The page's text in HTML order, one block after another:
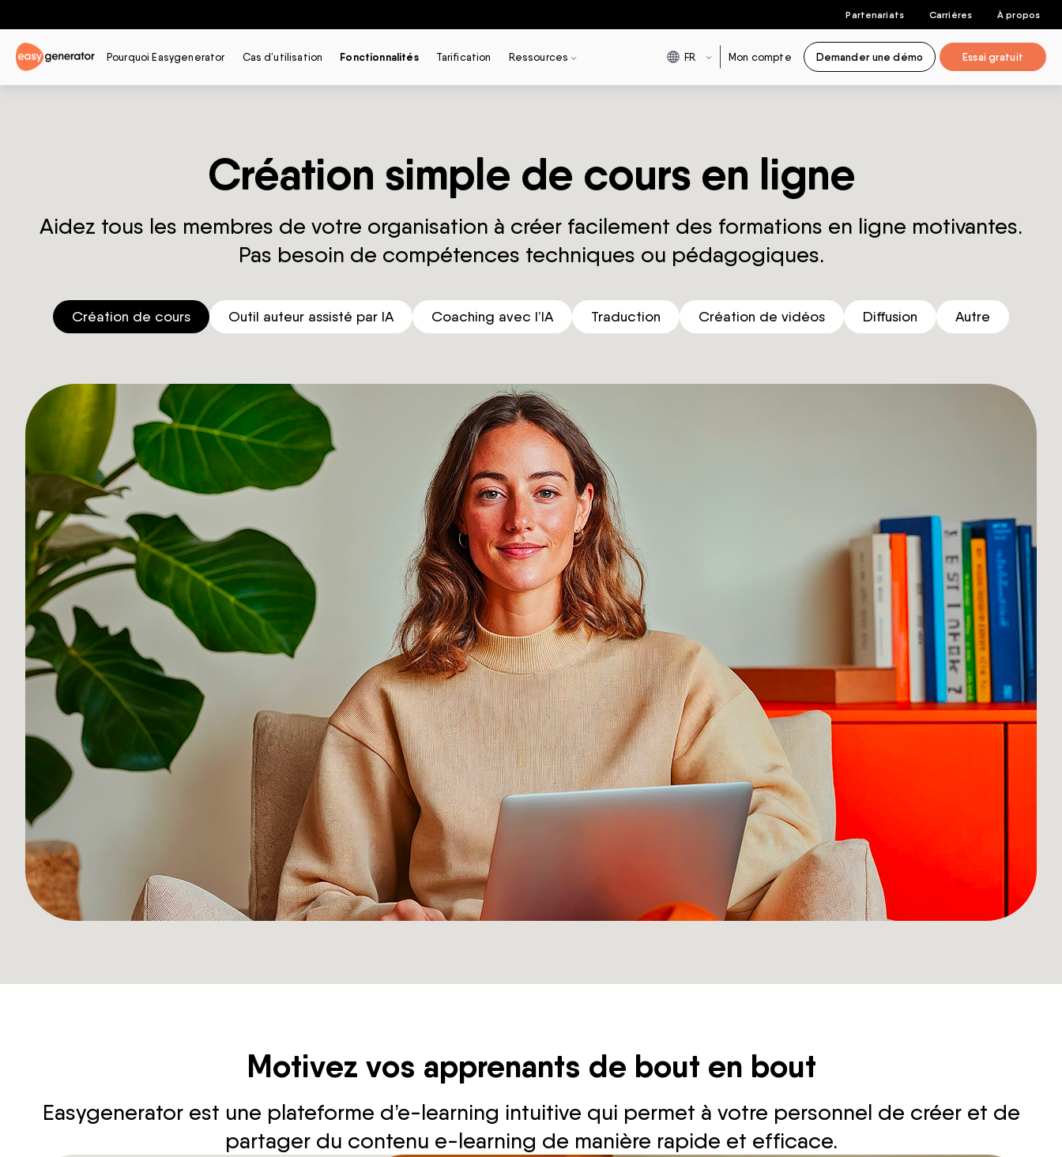
Partenariats Carrières À propos
Pourquoi Easygenerator Cas d’utilisation Fonctionnalités Tarification Ressources FR Mon compte Demander une démo Essai gratuit
Création simple de cours en ligne
Aidez tous les membres de votre organisation à créer facilement des formations en ligne motivantes.
Pas besoin de compétences techniques ou pédagogiques.
Création de cours Outil auteur assisté par IA Coaching avec l’IA Traduction Création de vidéos Diffusion Autre
Motivez vos apprenants de bout en bout
Easygenerator est une plateforme d’e-learning intuitive qui permet à votre personnel de créer et de
partager du contenu e-learning de manière rapide et efficace.